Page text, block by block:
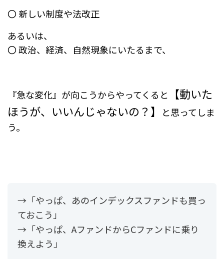
〇 新しい制度や法改正
あるいは、
〇 政治、経済、自然現象にいたるまで、
『急な変化』が向こうからやってくると
【動いた
ほうが、いいんじゃないの？】
と思ってしま
う。
→「やっぱ、あのインデックスファンドも買っ
ておこう」
→「やっぱ、AファンドからCファンドに乗り
換えよう」